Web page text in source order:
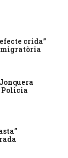
crida”
migratòria
Policia